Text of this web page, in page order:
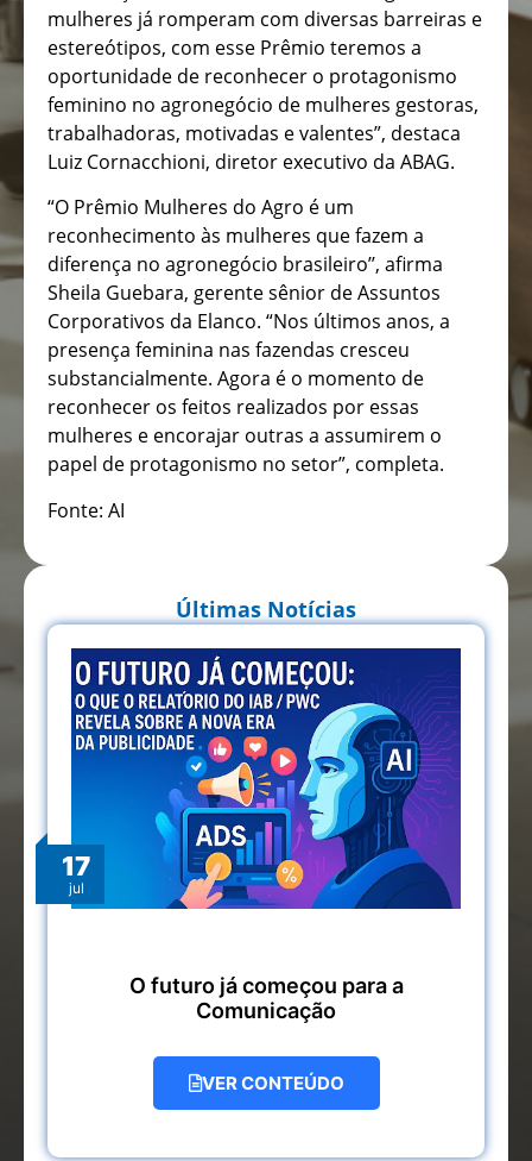
mulheres já romperam com diversas barreiras e
estereótipos, com esse Prêmio teremos a
oportunidade de reconhecer o protagonismo
feminino no agronegócio de mulheres gestoras,
trabalhadoras, motivadas e valentes”, destaca
Luiz Cornacchioni, diretor executivo da ABAG.
“O Prêmio Mulheres do Agro é um
reconhecimento às mulheres que fazem a
diferença no agronegócio brasileiro’’, afirma
Sheila Guebara, gerente sênior de Assuntos
Corporativos da Elanco. “Nos últimos anos, a
presença feminina nas fazendas cresceu
substancialmente. Agora é o momento de
reconhecer os feitos realizados por essas
mulheres e encorajar outras a assumirem o
papel de protagonismo no setor”, completa.
Fonte: AI
Últimas Notícias
17
jul
O futuro já começou para a
Comunicação
VER CONTEÚDO